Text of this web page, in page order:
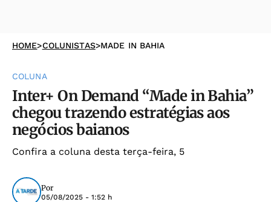
HOME>COLUNISTAS>MADE IN BAHIA
COLUNA
Inter+ On Demand “Made in Bahia”
chegou trazendo estratégias aos
negócios baianos
Confira a coluna desta terça-feira, 5
Por
05/08/2025 - 1:52 h